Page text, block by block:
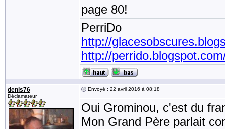
page 80!
PerriDo
http://
http://
denis76
Déclamateur
Envoyé : 22 avril 2016 à 08:18
Oui Grominou, c'est du
Mon Grand Père parlait